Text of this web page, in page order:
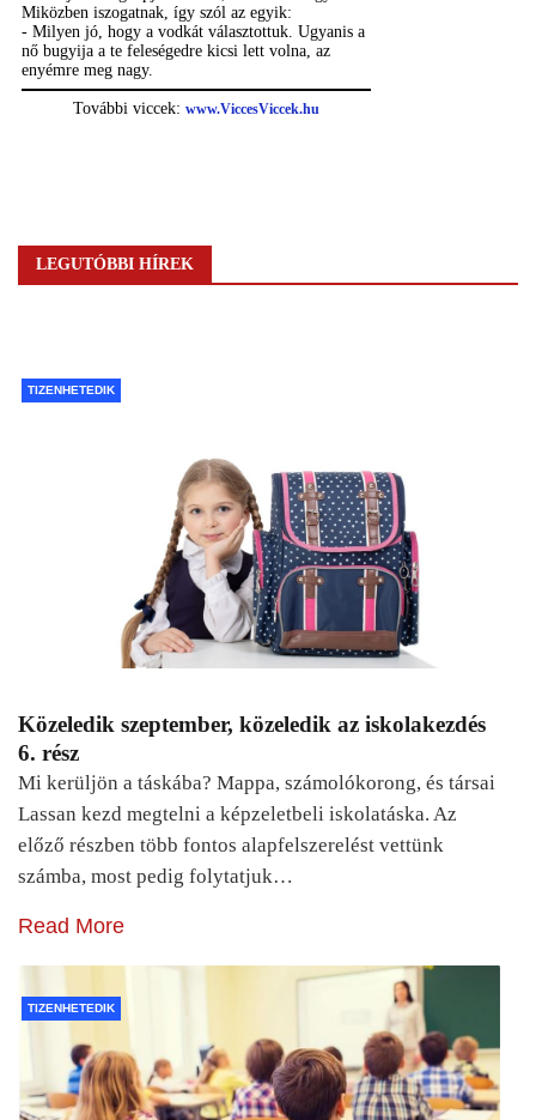
LEGUTÓBBI HÍREK
TIZENHETEDIK
Közeledik szeptember, közeledik az iskolakezdés
6. rész
Mi kerüljön a táskába? Mappa, számolókorong, és társai
Lassan kezd megtelni a képzeletbeli iskolatáska. Az
előző részben több fontos alapfelszerelést vettünk
számba, most pedig folytatjuk…
Read More
TIZENHETEDIK